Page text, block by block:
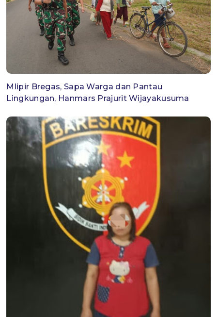
Mlipir Bregas, Sapa Warga dan Pantau
Lingkungan, Hanmars Prajurit Wijayakusuma